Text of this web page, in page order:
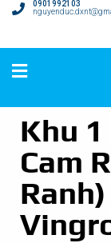
0901992103
Khu
Cam